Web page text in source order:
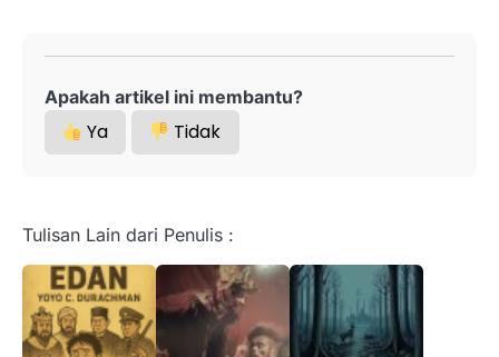
Apakah artikel ini membantu?
Ya Tidak
Tulisan Lain dari Penulis :